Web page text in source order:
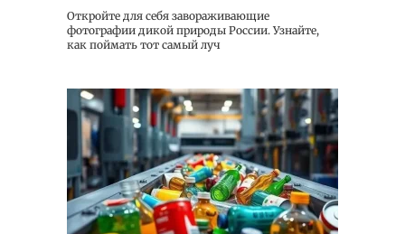
Откройте для себя завораживающие
фотографии дикой природы России. Узнайте,
как поймать тот самый луч